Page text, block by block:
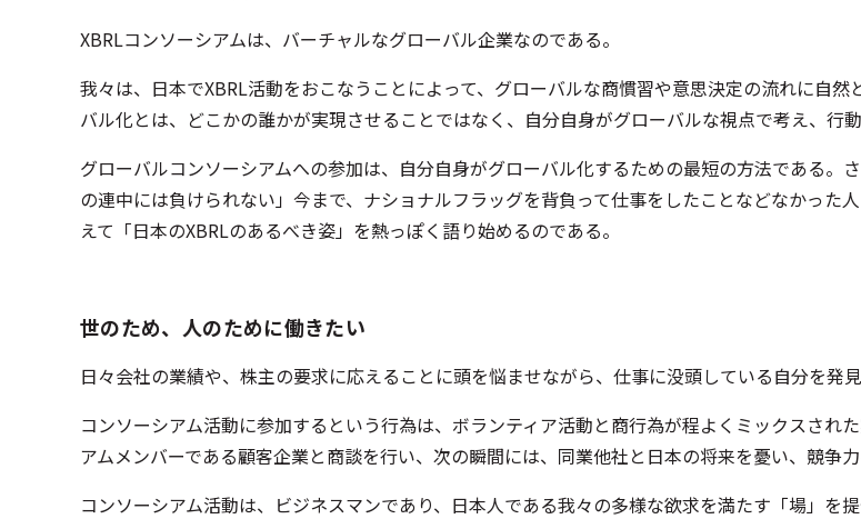
XBRLコンソーシアムは、バーチャルなグローバル企業なのである。
我々は、日本でXBRL活動をおこなうことによって、グローバルな商慣習や意思決定の流れに自
バル化とは、どこかの誰かが実現させることではなく、自分自身がグローバルな視点で考え、行
グローバルコンソーシアムへの参加は、自分自身がグローバル化するための最短の方法である
の連中には負けられない」今まで、ナショナルフラッグを背負って仕事をしたことなどなかっ
えて「日本のXBRLのあるべき姿」を熱っぽく語り始めるのである。
世のため、人のために働きたい
日々会社の業績や、株主の要求に応えることに頭を悩ませながら、仕事に没頭している自分を発
コンソーシアム活動に参加するという行為は、ボランティア活動と商行為が程よくミックスさ
アムメンバーである顧客企業と商談を行い、次の瞬間には、同業他社と日本の将来を憂い、競争
コンソーシアム活動は、ビジネスマンであり、日本人である我々の多様な欲求を満たす「場」